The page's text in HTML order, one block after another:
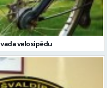
velosipēdu